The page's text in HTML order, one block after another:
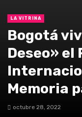
De la
La
LA VITRINA
Bogotá
Deseo» el
Memoria
octubre 28, 2022